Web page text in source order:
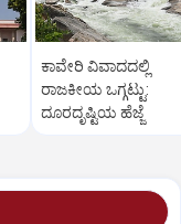
ಕಾವೇರಿ ವಿವಾದದಲ್ಲಿ
ರಾಜಕೀಯ ಒಗ್ಗಟ್ಟು:
ದೂರದೃಷ್ಟಿಯ ಹೆಜ್ಜೆ